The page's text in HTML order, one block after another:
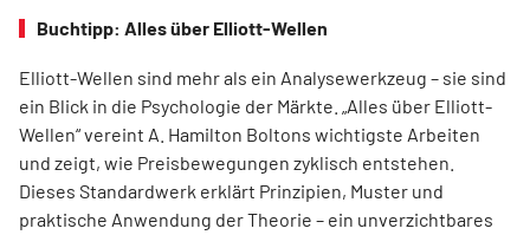
Buchtipp: Alles über Elliott-Wellen
Elliott-Wellen sind mehr als ein Analysewerkzeug – sie sind
ein Blick in die Psychologie der Märkte. „Alles über Elliott-
Wellen“ vereint A. Hamilton Boltons wichtigste Arbeiten
und zeigt, wie Preisbewegungen zyklisch entstehen.
Dieses Standardwerk erklärt Prinzipien, Muster und
praktische Anwendung der Theorie – ein unverzichtbares